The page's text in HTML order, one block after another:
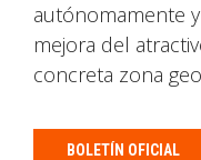
autónomamente
mejora del
concreta zona
BOLETÍN OFICIAL